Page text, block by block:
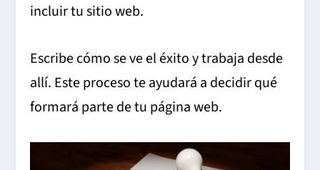
incluir tu sitio web.
Escribe cómo se ve el éxito y trabaja desde
allí. Este proceso te ayudará a decidir qué
formará parte de tu página web.